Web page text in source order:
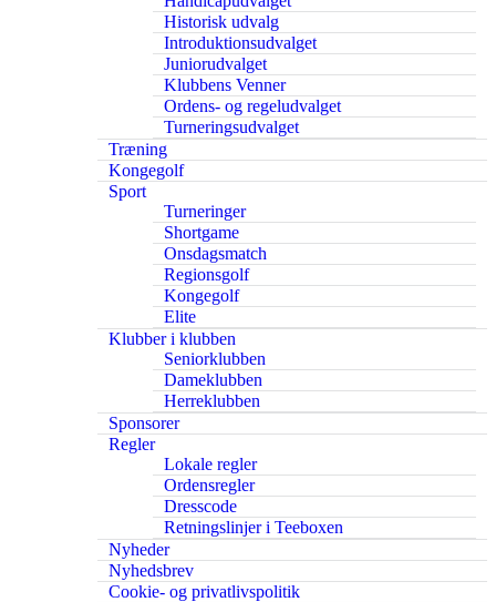
Historisk udvalg
Introduktionsudvalget
Juniorudvalget
Klubbens Venner
Ordens- og regeludvalget
Turneringsudvalget
Træning
Kongegolf
Sport
Turneringer
Shortgame
Onsdagsmatch
Regionsgolf
Kongegolf
Elite
Klubber i klubben
Seniorklubben
Dameklubben
Herreklubben
Sponsorer
Regler
Lokale regler
Ordensregler
Dresscode
Retningslinjer i Teeboxen
Nyheder
Nyhedsbrev
Cookie- og privatlivspolitik